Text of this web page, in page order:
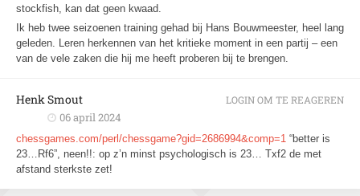
stockfish, kan dat geen kwaad.
Ik heb twee seizoenen training gehad bij Hans Bouwmeester, heel lang
geleden. Leren herkennen van het kritieke moment in een partij – een
van de vele zaken die hij me heeft proberen bij te brengen.
Henk Smout
06 april 2024
chessgames.com/perl/chessgame?gid=2686994&comp=1 “better is
23…Rf6”, neen!!: op z’n minst psychologisch is 23… Txf2 de met
afstand sterkste zet!
LOGIN OM TE REAGEREN